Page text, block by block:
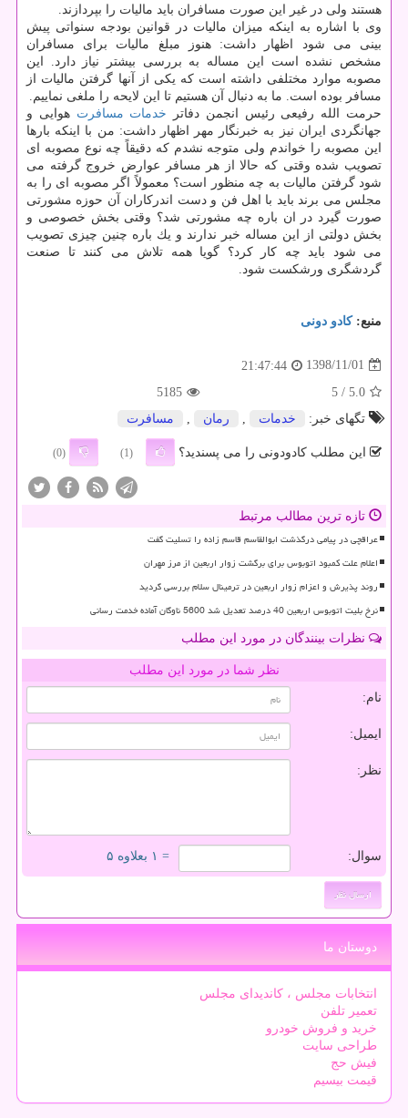
هستند ولی در غیر این صورت مسافران باید مالیات را بپردازند.
وی با اشاره به اینكه میزان مالیات در قوانین بودجه سنواتی پیش
بینی می شود اظهار داشت: هنوز مبلغ مالیات برای مسافران
مشخص نشده است این مساله به بررسی بیشتر نیاز دارد. این
مصوبه موارد مختلفی داشته است كه یكی از آنها گرفتن مالیات از
مسافر بوده است. ما به دنبال آن هستیم تا این لایحه را ملغی نماییم.
حرمت الله رفیعی رئیس انجمن دفاتر خدمات مسافرت هوایی و
جهانگردی ایران نیز به خبرنگار مهر اظهار داشت: من با اینكه بارها
این مصوبه را خواندم ولی متوجه نشدم كه دقیقاً چه نوع مصوبه ای
تصویب شده وقتی كه حالا از هر مسافر عوارض خروج گرفته می
شود گرفتن مالیات به چه منظور است؟ معمولاً اگر مصوبه ای را به
مجلس می برند باید با اهل فن و دست اندركاران آن حوزه مشورتی
صورت گیرد در ان باره چه مشورتی شد؟ وقتی بخش خصوصی و
بخش دولتی از این مساله خبر ندارند و یك باره چنین چیزی تصویب
می شود باید چه كار كرد؟ گویا همه تلاش می كنند تا صنعت
گردشگری ورشكست شود.
منبع:كادو دونی
1398/11/01
21:47:44
5.0
/ 5
5185
تگهای خبر:
خدمات , رمان , مسافرت
این مطلب کادودونی را می پسندید؟ (1)
(0)
تازه ترین مطالب مرتبط
عراقچی در پیامی درگذشت ابوالقاسم قاسم زاده را تسلیت گفت
اعلام علت کمبود اتوبوس برای برگشت زوار اربعین از مرز مهران
روند پذیرش و اعزام زوار اربعین در ترمینال سلام بررسی گردید
نرخ بلیت اتوبوس اربعین 40 درصد تعدیل شد 5600 ناوگان آماده خدمت رسانی
نظرات بینندگان در مورد این مطلب
نظر شما در مورد این مطلب
نام:
ایمیل:
نظر:
سوال: = ۱ بعلاوه ۵
دوستان ما
انتخابات مجلس ، کاندیدای مجلس
تعمیر تلفن
خرید و فروش خودرو
طراحی سایت
فیش حج
قیمت بیسیم